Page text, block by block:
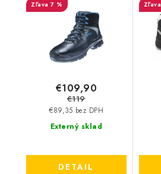
36920
7 %
Externý sklad
€89,35 bez DPH
€109,90
€119
DETAIL